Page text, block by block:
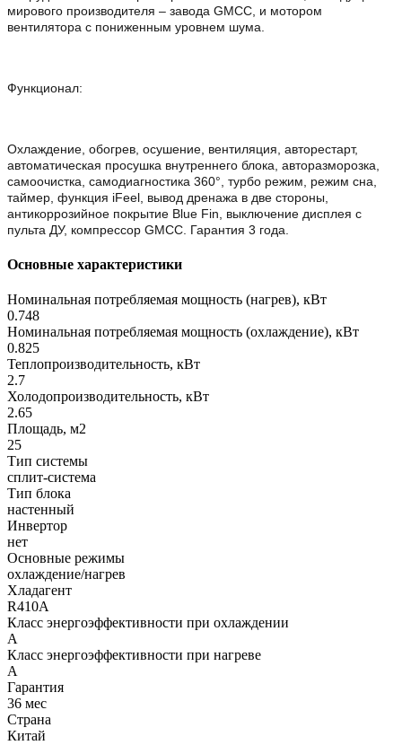
мирового производителя – завода GMCC, и мотором
вентилятора с пониженным уровнем шума.
Функционал:
Охлаждение, обогрев, осушение, вентиляция, авторестарт,
автоматическая просушка внутреннего блока, авторазморозка,
самоочистка, самодиагностика 360°, турбо режим, режим сна,
таймер, функция iFeel, вывод дренажа в две стороны,
антикоррозийное покрытие Blue Fin, выключение дисплея с
пульта ДУ, компрессор GMCC. Гарантия 3 года.
Основные характеристики
Номинальная потребляемая мощность (нагрев), кВт
0.748
Номинальная потребляемая мощность (охлаждение), кВт
0.825
Теплопроизводительность, кВт
2.7
Холодопроизводительность, кВт
2.65
Площадь, м2
25
Тип системы
сплит-система
Тип блока
настенный
Инвертор
нет
Основные режимы
охлаждение/нагрев
Хладагент
R410A
Класс энергоэффективности при охлаждении
A
Класс энергоэффективности при нагреве
A
Гарантия
36 мес
Страна
Китай